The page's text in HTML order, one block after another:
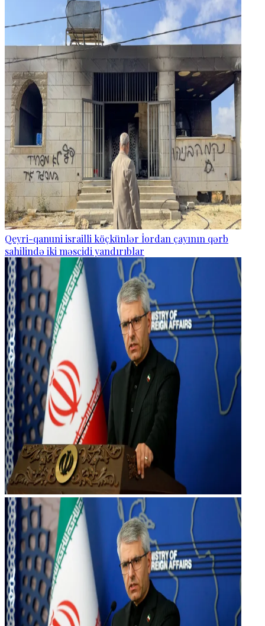
Qeyri-qanuni israilli köçkünlər İordan çayının qərb
sahilində iki məscidi yandırıblar